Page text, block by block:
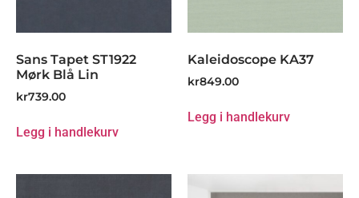
Sans Tapet ST1922
Mørk Blå Lin
kr739.00
Legg i handlekurv
Kaleidoscope KA37
kr849.00
Legg i handlekurv